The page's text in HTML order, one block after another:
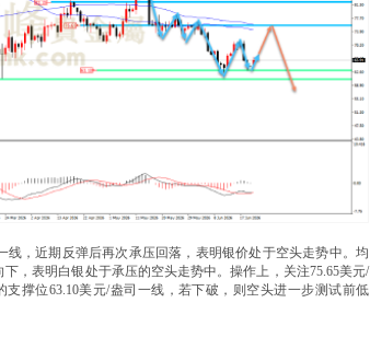
线，近期反弹后再次承压回落，表明银价处于空头走势中。均
，表明白银处于承压的空头走势中。操作上，关注75.65美元/
撑位63.10美元/盎司一线，若下破，则空头进一步测试前低